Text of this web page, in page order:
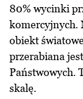
80% wycinki
komercyjnych.
obiekt
przerabiana
Państwowych.
skalę.